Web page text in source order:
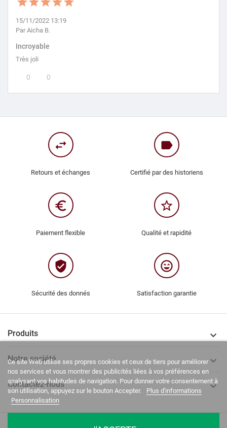
15/11/2022 13:19
Par Aicha B.
Incroyable
Très joli
0 0
swap_horiz
Retours et échanges
label
Certifié par des historiens
euro_symbol
Paiement flexible
star_border
Qualité et rapidité
verified_user
Sécurité des donnés
sentiment_very_satisfied
Satisfaction garantie
Produits 
Notre société 
Contactez-nous 
Ce site Web utilise ses propres cookies et ceux de tiers pour améliorer
nos services et vous montrer des publicités liées à vos préférences en
analysant vos habitudes de navigation. Pour donner votre consentement à
son utilisation, appuyez sur le bouton Accepter.
Plus d'informations
Personnalisation
La Casa del Recreador © 2020-2026. Tous droits réservés.